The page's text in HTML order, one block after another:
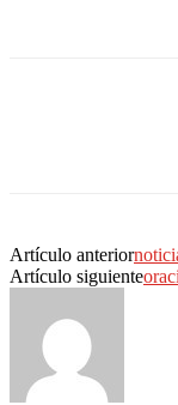
Artículo anterior
Artículo siguiente